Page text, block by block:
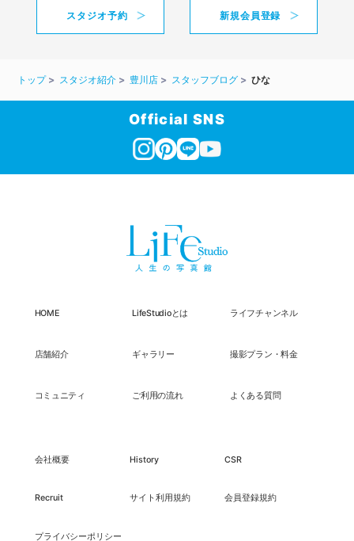
スタジオ予約 新規会員登録
トップ スタジオ紹介 豊川店 スタッフブログ ひな
Official SNS
HOME LifeStudioとは ライフチャンネル
店舗紹介 ギャラリー 撮影プラン・料金
コミュニティ ご利用の流れ よくある質問
会社概要 History CSR
Recruit サイト利用規約 会員登録規約
プライバシーポリシー